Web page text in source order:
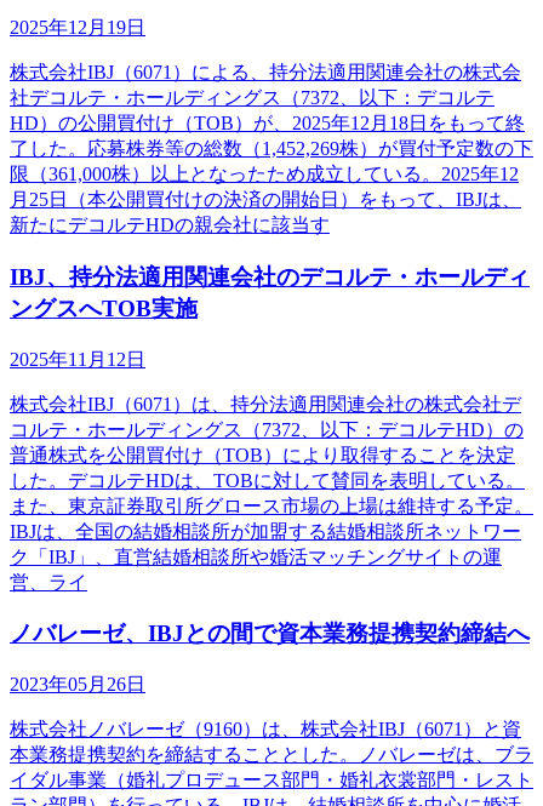
2025年12月19日
株式会社IBJ（6071）による、持分法適用関連会社の株式会
社デコルテ・ホールディングス（7372、以下：デコルテ
HD）の公開買付け（TOB）が、2025年12月18日をもって終
了した。応募株券等の総数（1,452,269株）が買付予定数の下
限（361,000株）以上となったため成立している。2025年12
月25日（本公開買付けの決済の開始日）をもって、IBJは、
新たにデコルテHDの親会社に該当す
IBJ、持分法適用関連会社のデコルテ・ホールディ
ングスへTOB実施
2025年11月12日
株式会社IBJ（6071）は、持分法適用関連会社の株式会社デ
コルテ・ホールディングス（7372、以下：デコルテHD）の
普通株式を公開買付け（TOB）により取得することを決定
した。デコルテHDは、TOBに対して賛同を表明している。
また、東京証券取引所グロース市場の上場は維持する予定。
IBJは、全国の結婚相談所が加盟する結婚相談所ネットワー
ク「IBJ」、直営結婚相談所や婚活マッチングサイトの運
営、ライ
ノバレーゼ、IBJとの間で資本業務提携契約締結へ
2023年05月26日
株式会社ノバレーゼ（9160）は、株式会社IBJ（6071）と資
本業務提携契約を締結することとした。ノバレーゼは、ブラ
イダル事業（婚礼プロデュース部門・婚礼衣裳部門・レスト